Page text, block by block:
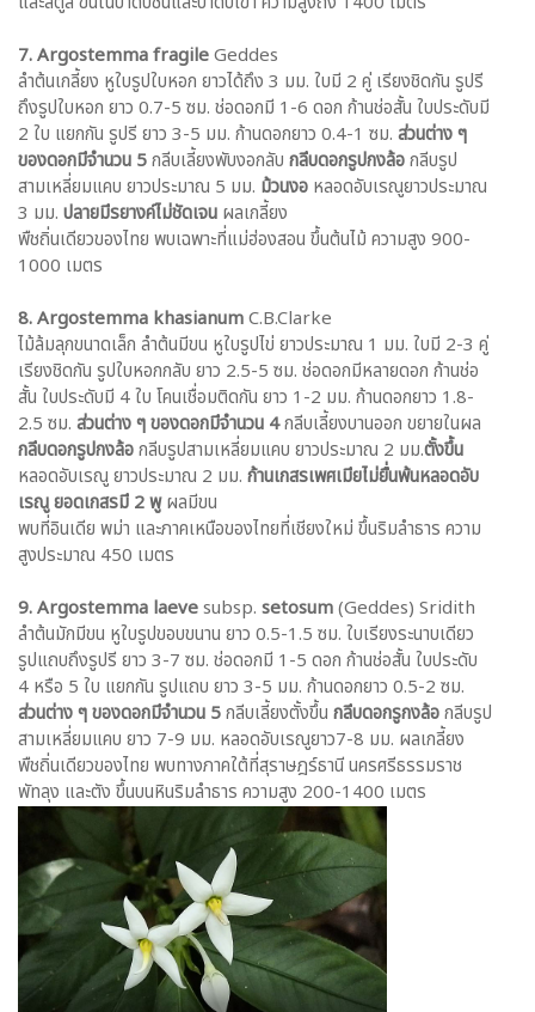
7. Argostemma fragileGeddes
ลำต้นเกลี้ยง หูใบรูปใบหอก ยาวได้ถึง 3 มม. ใบมี 2 คู่ เรียงชิดกัน รูปรี
ถึงรูปใบหอก ยาว 0.7-5 ซม. ช่อดอกมี 1-6 ดอก ก้านช่อสั้น ใบประดับมี
2 ใบ แยกกัน รูปรี ยาว 3-5 มม. ก้านดอกยาว 0.4-1 ซม. ส่วนต่าง ๆ
ของดอกมีจำนวน 5กลีบเลี้ยงพับงอกลับ กลีบดอกรูปกงล้อกลีบรูป
สามเหลี่ยมแคบ ยาวประมาณ 5 มม. ม้วนงอ หลอดอับเรณูยาวประมาณ
3 มม. ปลายมีรยางค์ไม่ชัดเจน ผลเกลี้ยง
พืชถิ่นเดียวของไทย พบเฉพาะที่แม่ฮ่องสอน ขึ้นต้นไม้ ความสูง 900-
1000 เมตร
8. Argostemma khasianumC.B.Clarke
ไม้ล้มลุกขนาดเล็ก ลำต้นมีขน หูใบรูปไข่ ยาวประมาณ 1 มม. ใบมี 2-3 คู่
เรียงชิดกัน รูปใบหอกกลับ ยาว 2.5-5 ซม. ช่อดอกมีหลายดอก ก้านช่อ
สั้น ใบประดับมี 4 ใบ โคนเชื่อมติดกัน ยาว 1-2 มม. ก้านดอกยาว 1.8-
2.5 ซม. ส่วนต่าง ๆ ของดอกมีจำนวน 4กลีบเลี้ยงบานออก ขยายในผล
กลีบดอกรูปกงล้อกลีบรูปสามเหลี่ยมแคบ ยาวประมาณ 2 มม.ตั้งขึ้น
หลอดอับเรณู ยาวประมาณ 2 มม. ก้านเกสรเพศเมียไม่ยื่นพ้นหลอดอับ
เรณู ยอดเกสรมี 2 พูผลมีขน
พบที่อินเดีย พม่า และภาคเหนือของไทยที่เชียงใหม่ ขึ้นริมลำธาร ความ
สูงประมาณ 450 เมตร
9. Argostemma laevesubsp. setosum(Geddes) Sridith
ลำต้นมักมีขน หูใบรูปขอบขนาน ยาว 0.5-1.5 ซม. ใบเรียงระนาบเดียว
รูปแถบถึงรูปรี ยาว 3-7 ซม. ช่อดอกมี 1-5 ดอก ก้านช่อสั้น ใบประดับ
4 หรือ 5 ใบ แยกกัน รูปแถบ ยาว 3-5 มม. ก้านดอกยาว 0.5-2 ซม.
ส่วนต่าง ๆ ของดอกมีจำนวน 5กลีบเลี้ยงตั้งขึ้น กลีบดอกรูกงล้อกลีบรูป
สามเหลี่ยมแคบ ยาว 7-9 มม. หลอดอับเรณูยาว7-8 มม. ผลเกลี้ยง
พืชถิ่นเดียวของไทย พบทางภาคใต้ที่สุราษฎร์ธานี นครศรีธรรมราช
พัทลุง และตัง ขึ้นบนหินริมลำธาร ความสูง 200-1400 เมตร